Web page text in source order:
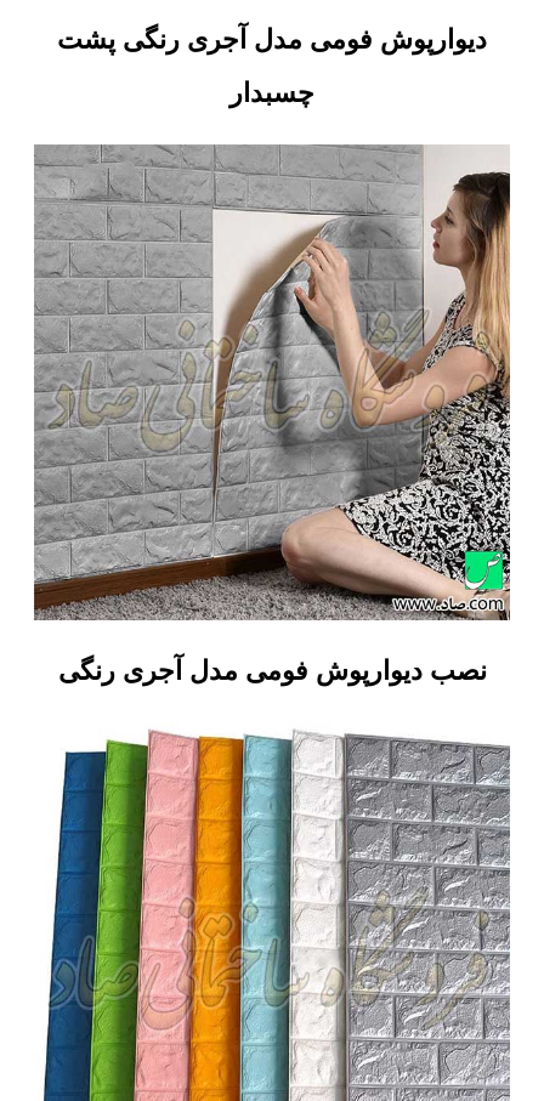
دیوارپوش فومی مدل آجری رنگی پشت
چسبدار
نصب دیوارپوش فومی مدل آجری رنگی